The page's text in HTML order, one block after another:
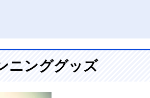
ニンググッズ